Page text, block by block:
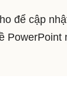
để cập
PowerPoint